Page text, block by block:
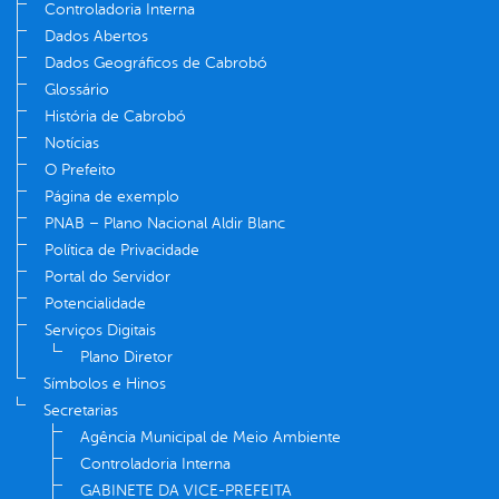
Controladoria Interna
Dados Abertos
Dados Geográficos de Cabrobó
Glossário
História de Cabrobó
Notícias
O Prefeito
Página de exemplo
PNAB – Plano Nacional Aldir Blanc
Política de Privacidade
Portal do Servidor
Potencialidade
Serviços Digitais
Plano Diretor
Símbolos e Hinos
Secretarias
Agência Municipal de Meio Ambiente
Controladoria Interna
GABINETE DA VICE-PREFEITA